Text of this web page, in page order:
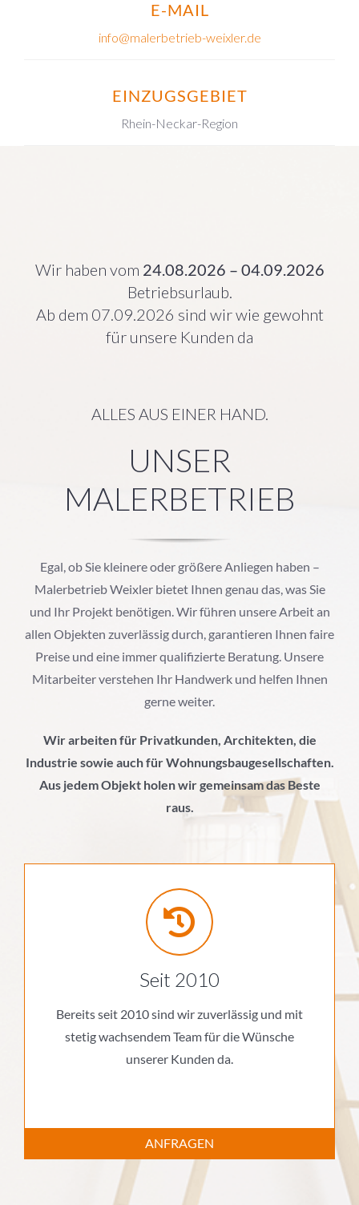
E-MAIL
info@malerbetrieb-weixler.de
EINZUGSGEBIET
Rhein-Neckar-Region
Wir haben vom 24.08.2026 – 04.09.2026
Betriebsurlaub.
Ab dem 07.09.2026 sind wir wie gewohnt
für unsere Kunden da
ALLES AUS EINER HAND.
UNSER
MALERBETRIEB
Egal, ob Sie kleinere oder größere Anliegen haben –
Malerbetrieb Weixler bietet Ihnen genau das, was Sie
und Ihr Projekt benötigen. Wir führen unsere Arbeit an
allen Objekten zuverlässig durch, garantieren Ihnen faire
Preise und eine immer qualifizierte Beratung. Unsere
Mitarbeiter verstehen Ihr Handwerk und helfen Ihnen
gerne weiter.
Wir arbeiten für Privatkunden, Architekten, die
Industrie sowie auch für Wohnungsbaugesellschaften.
Aus jedem Objekt holen wir gemeinsam das Beste
raus.
Seit 2010
Bereits seit 2010 sind wir zuverlässig und mit
stetig wachsendem Team für die Wünsche
unserer Kunden da.
ANFRAGEN